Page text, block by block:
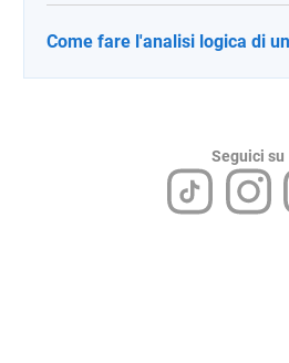
Come fare l'analisi logica di
Seguici su